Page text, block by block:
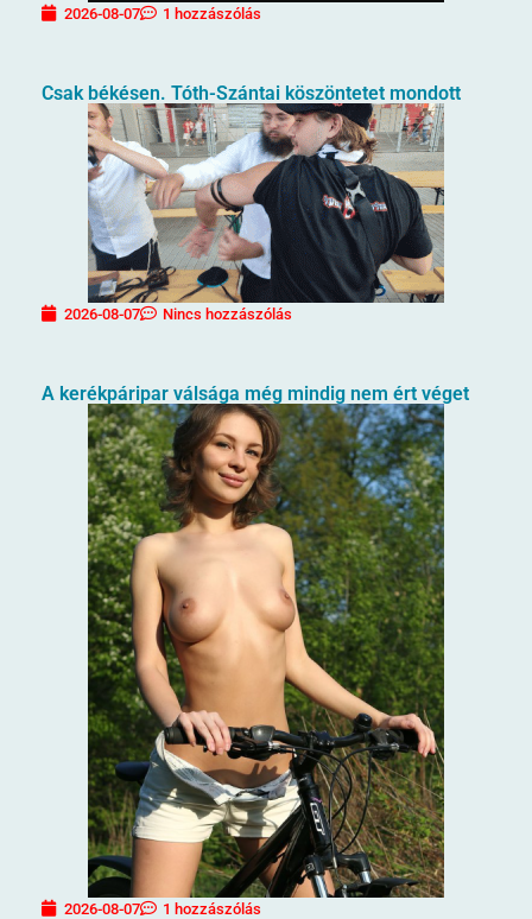
2026-08-07 1 hozzászólás
Csak békésen. Tóth-Szántai köszöntetet mondott
2026-08-07 Nincs hozzászólás
A kerékpáripar válsága még mindig nem ért véget
2026-08-07 1 hozzászólás